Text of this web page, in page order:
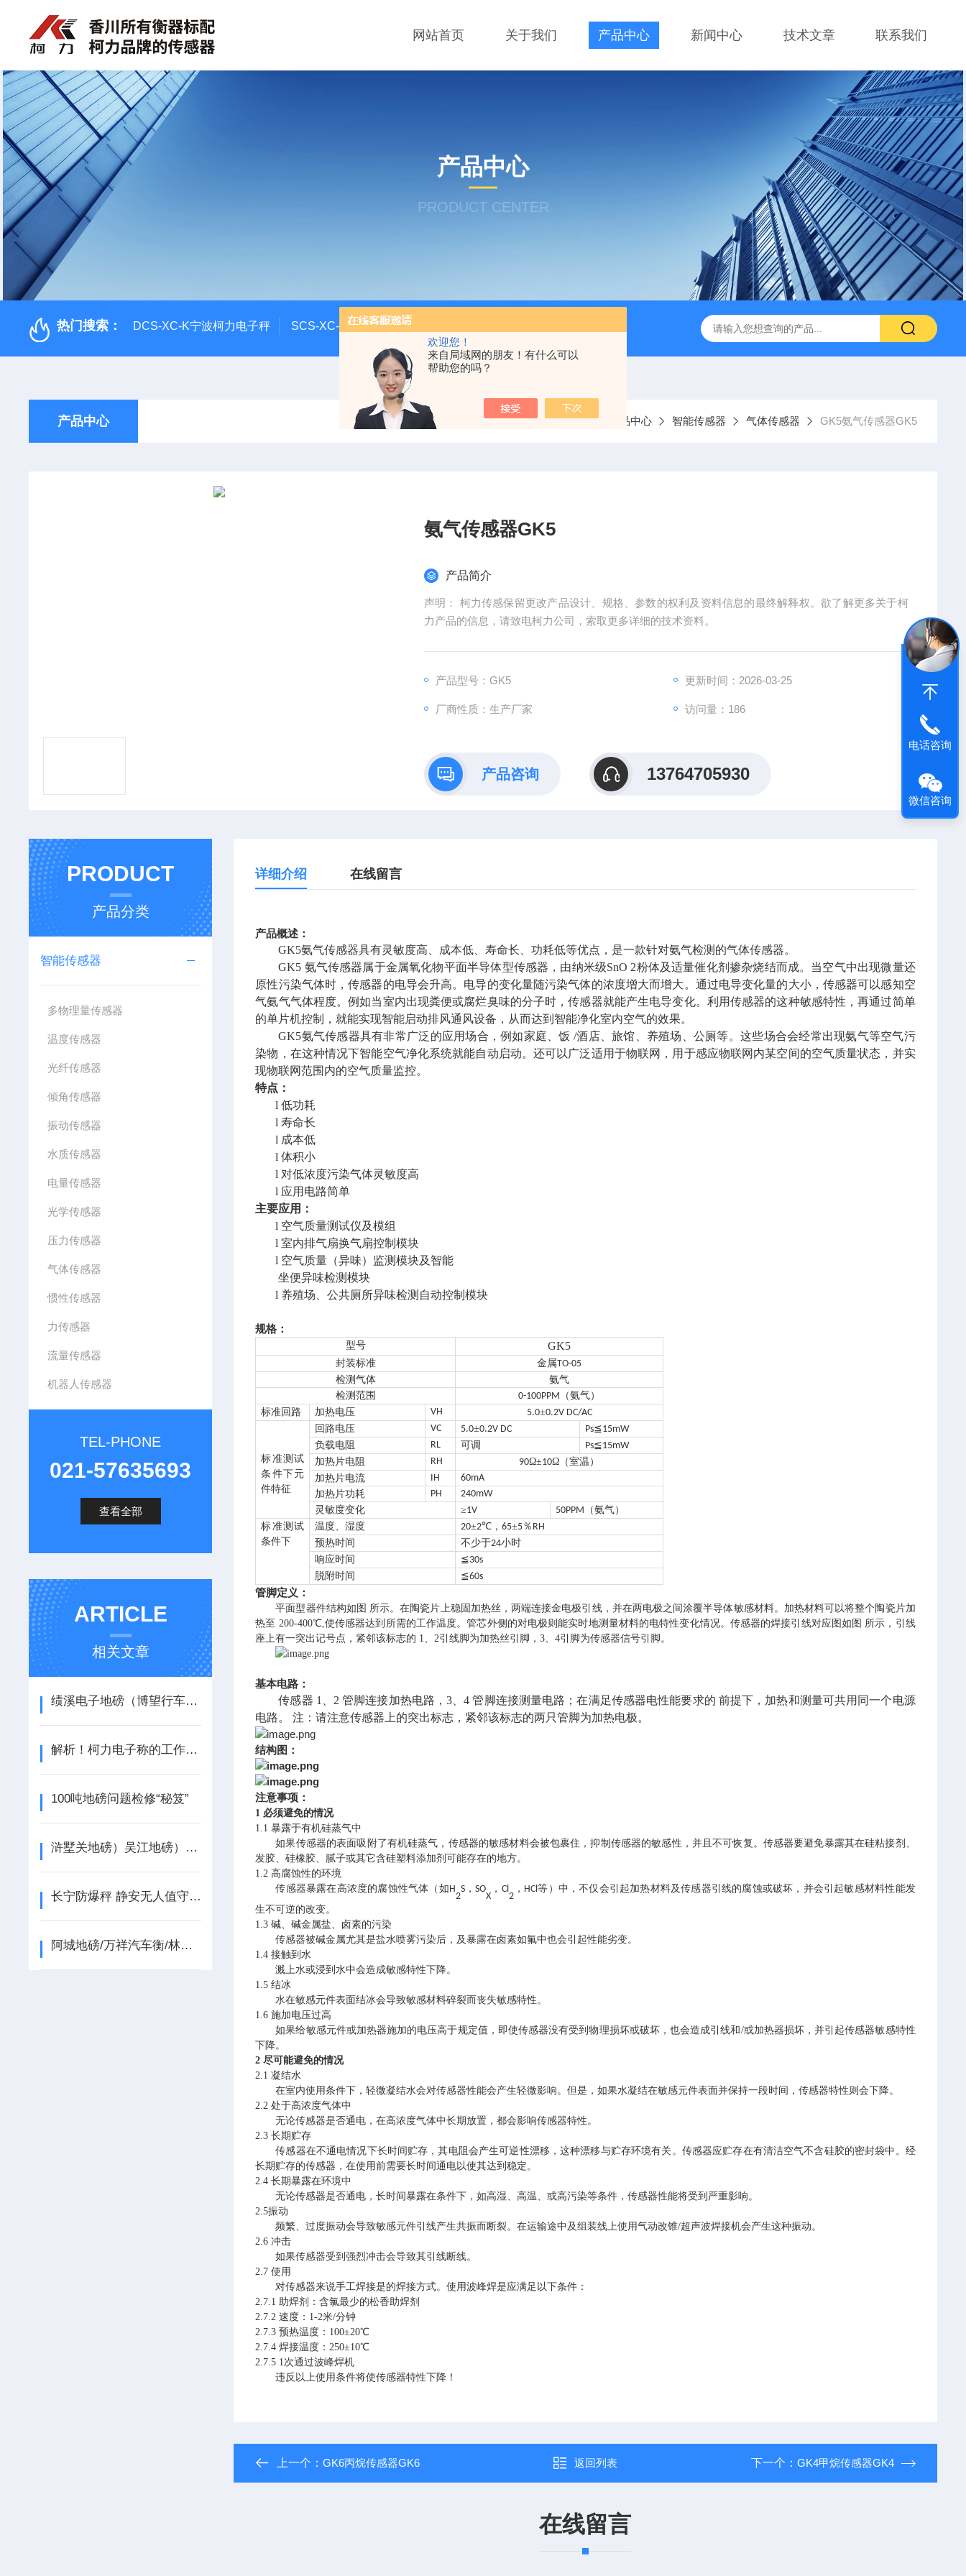
欢迎您！
来自局域网的朋友！有什么可以
帮助您的吗？
网站首页 关于我们 产品中心 新闻中心 技术文章 联系我们
产品中心
PRODUCT CENTER
热门搜索： DCS-XC-K宁波柯力电子秤 SCS-XC-E宁波柯力地磅 D2008-W柯力D2008-W数字仪表 D39-W-CAN物联网称重显示仪表宁波
产品中心 当前位置：首页 产品中心 智能传感器 气体传感器 GK5氨气传感器GK5
氨气传感器GK5
产品简介
声明： 柯力传感保留更改产品设计、规格、参数的权利及资料信息的最终解释权。欲了解更多关于柯
力产品的信息，请致电柯力公司，索取更多详细的技术资料。
产品型号：GK5 更新时间：2026-03-25
厂商性质：生产厂家 访问量：186
产品咨询 13764705930
PRODUCT
产品分类
智能传感器
多物理量传感器
温度传感器
光纤传感器
倾角传感器
振动传感器
水质传感器
电量传感器
光学传感器
压力传感器
气体传感器
惯性传感器
力传感器
流量传感器
机器人传感器
TEL-PHONE
021-57635693
查看全部
ARTICLE
相关文章
绩溪电子地磅（博望行车秤（六安电子防爆秤（义安滚筒秤
解析！柯力电子称的工作流程、功能以及注意事项
100吨地磅问题检修“秘笈”
浒墅关地磅）吴江地磅）桃源地磅）震泽地磅）七都地磅
长宁防爆秤 静安无人值守地磅 崇明地磅 城桥汽车衡
阿城地磅/万祥汽车衡/林口地磅/书院汽车衡/牡丹江地磅维修
详细介绍 在线留言
产品概述：
GK5氨气传感器具有灵敏度高、成本低、寿命长、功耗低等优点，是一款针对氨气检测的气体传感器。
GK5 氨气传感器属于金属氧化物平面半导体型传感器，由纳米级SnO 2粉体及适量催化剂掺杂烧结而成。当空气中出现微量还
原性污染气体时，传感器的电导会升高。电导的变化量随污染气体的浓度增大而增大。通过电导变化量的大小，传感器可以感知空
气氨气气体程度。例如当室内出现粪便或腐烂臭味的分子时，传感器就能产生电导变化。利用传感器的这种敏感特性，再通过简单
的单片机控制，就能实现智能启动排风通风设备，从而达到智能净化室内空气的效果。
GK5氨气传感器具有非常广泛的应用场合，例如家庭、饭 /酒店、旅馆、养殖场、公厕等。这些场合会经常出现氨气等空气污
染物，在这种情况下智能空气净化系统就能自动启动。还可以广泛适用于物联网，用于感应物联网内某空间的空气质量状态，并实
现物联网范围内的空气质量监控。
特点：
l低功耗
l寿命长
l 成本低
l体积小
l 对低浓度污染气体灵敏度高
l 应用电路简单
主要应用：
l 空气质量测试仪及模组
l室内排气扇换气扇控制模块
l 空气质量（异味）监测模块及智能
坐便异味检测模块
l 养殖场、公共厕所异味检测自动控制模块
规格：
型号 GK5
封装标准 金属TO-05
检测气体
氨气
检测范围
0-100PPM （氨气）
标准回路
加热电压 VH 5.0±0.2V DC/AC
标准测试
条件下元
件特征
回路电压 VC 5.0±0.2V DC Ps≦15mW
负载电阻
RL 可调 Ps≦15mW
加热片电阻
RH 90Ω±10Ω（室温）
加热片电流
IH
60mA
加热片功耗
PH
240mW
灵敏度变化
≥1V 50PPM （氨气）
标准测试
条件下
温度、湿度 20±2℃，65±5％ RH
预热时间
不少于24小时
响应时间
≦30s
脱附时间
≦60s
管脚定义：
平面型器件结构如图 所示。在陶瓷片上稳固加热丝，两端连接金电极引线，并在两电极之间涂覆半导体敏感材料。加热材料可以将整个陶瓷片加
热至 200-400℃,使传感器达到所需的工作温度。管芯外侧的对电极则能实时地测量材料的电特性变化情况。传感器的焊接引线对应图如图 所示，引线
座上有一突出记号点，紧邻该标志的 1、2引线脚为加热丝引脚，3、4引脚为传感器信号引脚。
基本电路：
传感器 1、2 管脚连接加热电路，3、4 管脚连接测量电路；在满足传感器电性能要求的 前提下，加热和测量可共用同一个电源
电路。 注：请注意传感器上的突出标志，紧邻该标志的两只管脚为加热电极。
结构图：
注意事项：
1 必须避免的情况
1.1 暴露于有机硅蒸气中
如果传感器的表面吸附了有机硅蒸气，传感器的敏感材料会被包裹住，抑制传感器的敏感性，并且不可恢复。传感器要避免暴露其在硅粘接剂、
发胶、硅橡胶、腻子或其它含硅塑料添加剂可能存在的地方。
1.2 高腐蚀性的环境
传感器暴露在高浓度的腐蚀性气体（如H
2
S，SO
X
， Cl
2
， HCl等） 中，不仅会引起加热材料及传感器引线的腐蚀或破坏，并会引起敏感材料性能发
生不可逆的改变。
1.3 碱、碱金属盐、卤素的污染
传感器被碱金属尤其是盐水喷雾污染后，及暴露在卤素如氟中也会引起性能劣变。
1.4 接触到水
溅上水或浸到水中会造成敏感特性下降。
1.5 结冰
水在敏感元件表面结冰会导致敏感材料碎裂而丧失敏感特性。
1.6 施加电压过高
如果给敏感元件或加热器施加的电压高于规定值，即使传感器没有受到物理损坏或破坏，也会造成引线和 /或加热器损坏，并引起传感器敏感特性
下降。
2尽可能避免的情况
2.1 凝结水
在室内使用条件下，轻微凝结水会对传感器性能会产生轻微影响。但是，如果水凝结在敏感元件表面并保持一段时间，传感器特性则会下降。
2.2 处于高浓度气体中
无论传感器是否通电，在高浓度气体中长期放置，都会影响传感器特性。
2.3 长期贮存
传感器在不通电情况下长时间贮存，其电阻会产生可逆性漂移，这种漂移与贮存环境有关。传感器应贮存在有清洁空气不含硅胶的密封袋中。经
长期贮存的传感器，在使用前需要长时间通电以使其达到稳定。
2.4 长期暴露在环境中
无论传感器是否通电，长时间暴露在条件下，如高湿、高温、或高污染等条件，传感器性能将受到严重影响。
2.5振动
频繁、过度振动会导致敏感元件引线产生共振而断裂。在运输途中及组装线上使用气动改锥/超声波焊接机会产生这种振动。
2.6 冲击
如果传感器受到强烈冲击会导致其引线断线。
2.7 使用
对传感器来说手工焊接是的焊接方式。使用波峰焊是应满足以下条件：
2.7.1 助焊剂：含氯最少的松香助焊剂
2.7.2 速度： 1-2米/分钟
2.7.3 预热温度： 100±20℃
2.7.4 焊接温度：250±10℃
2.7.5 1次通过波峰焊机
违反以上使用条件将使传感器特性下降！
上一个：GK6丙烷传感器GK6 返回列表 下一个： GK4甲烷传感器GK4
在线留言
电话咨询
微信咨询